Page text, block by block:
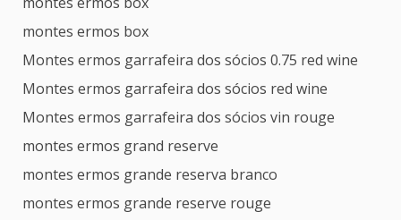
montes ermos box
Montes ermos garrafeira dos sócios 0.75 red wine
Montes ermos garrafeira dos sócios red wine
Montes ermos garrafeira dos sócios vin rouge
montes ermos grand reserve
montes ermos grande reserva branco
montes ermos grande reserve rouge